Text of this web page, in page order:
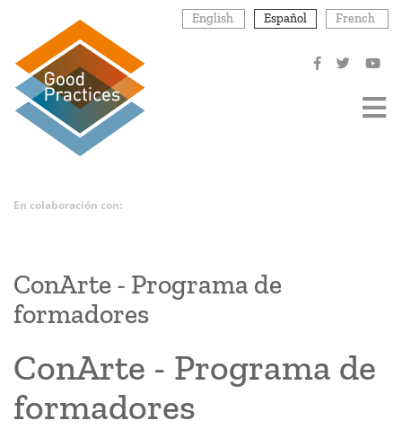
contenido
principal
English Español French
En colaboración con:
ConArte - Programa de
formadores
ConArte - Programa de
formadores